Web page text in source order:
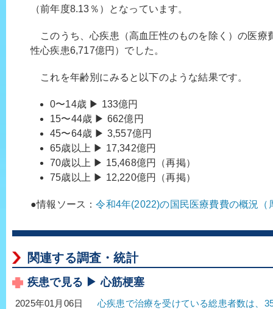
（前年度8.13％）となっています。
このうち、心疾患（高血圧性のものを除く）の医療
性心疾患6,717億円）でした。
これを年齢別にみると以下のような結果です。
0〜14歳 ▶ 133億円
15〜44歳 ▶ 662億円
45〜64歳 ▶ 3,557億円
65歳以上 ▶ 17,342億円
70歳以上 ▶ 15,468億円（再掲）
75歳以上 ▶ 12,220億円（再掲）
●情報ソース：令和4年(2022)の国民医療費費の概況（
関連する調査・統計
疾患で見る ▶ 心筋梗塞
2025年01月06日
心疾患で治療を受けている総患者数は、